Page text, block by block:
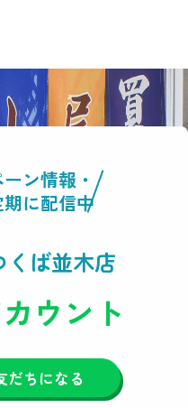
ン情報・
に配信中
くば並木店
ウント
だちになる